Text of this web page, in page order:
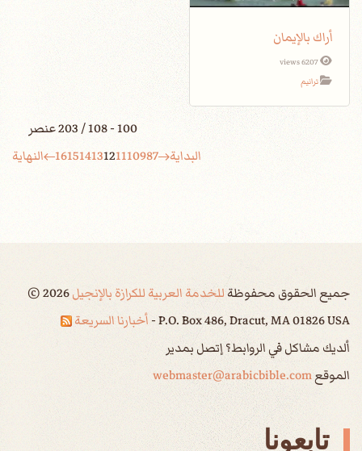
أراك بالإيمان
6207 views
ترانيم
100 - 108 / 203 عنصر
البداية
7
8
9
10
11
12
13
14
15
16 النهاية
جميع الحقوق محفوظةللخدمة العربية للكرازة بالإنجيل ©2026
P.O. Box 486, Dracut, MA 01826 USA - أخبارنا السريعة
ألديك مشاكل في الروابط؟ إتصل بمدير
الموقعwebmaster@arabicbible.com
تابعونا